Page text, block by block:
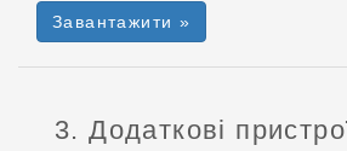
Завантажити »
3. Додаткові